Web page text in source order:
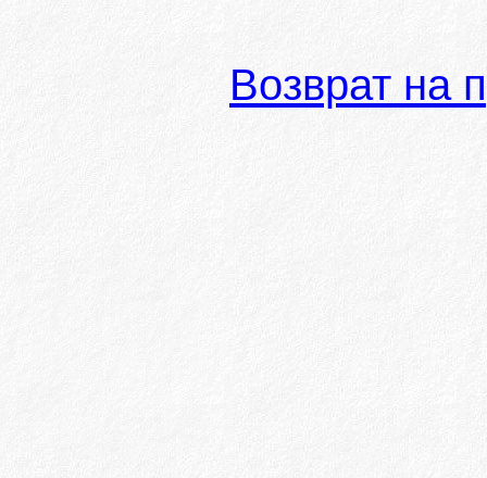
Возврат на